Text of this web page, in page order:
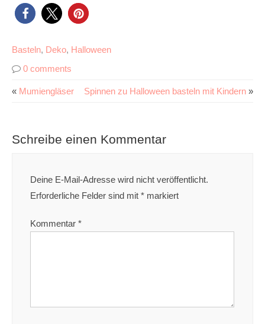
Basteln, Deko, Halloween
0 comments
« Mumiengläser Spinnen zu Halloween basteln mit Kindern »
Schreibe einen Kommentar
Deine E-Mail-Adresse wird nicht veröffentlicht.
Erforderliche Felder sind mit * markiert
Kommentar *